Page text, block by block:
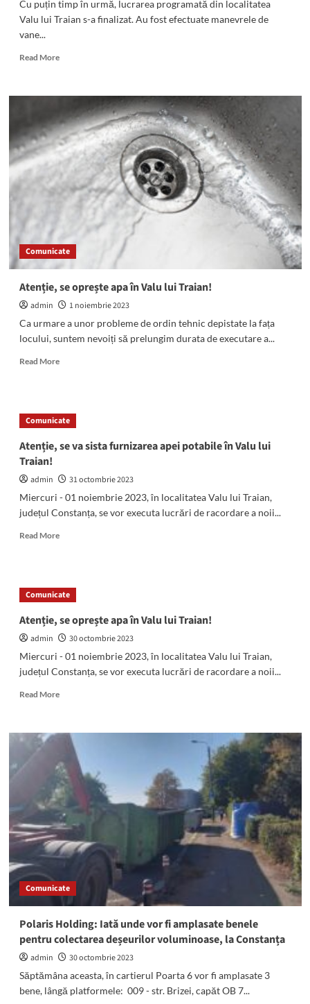
și
Cu puțin timp în urmă, lucrarea programată din localitatea
Valu lui Traian s-a finalizat. Au fost efectuate manevrele de
vane...
Read MoreRead
A
reluată
furnizarea
apei
potabile
la
Valu
lui
Comunicate
Atenție, se oprește apa în Valu lui Traian!
admin
1 noiembrie 2023
Ca urmare a unor probleme de ordin tehnic depistate la fața
locului, suntem nevoiți să prelungim durata de executare a...
Read MoreRead
se
oprește
în
lui
Comunicate
Atenție, se va sista furnizarea apei potabile în Valu lui
Traian!
admin
31 octombrie 2023
Miercuri - 01 noiembrie 2023, în localitatea Valu lui Traian,
județul Constanța, se vor executa lucrări de racordare a noii...
Read MoreRead
se
va
furnizarea
apei
potabile
Valu
lui
Comunicate
Atenție, se oprește apa în Valu lui Traian!
admin
30 octombrie 2023
Miercuri - 01 noiembrie 2023, în localitatea Valu lui Traian,
județul Constanța, se vor executa lucrări de racordare a noii...
Read MoreRead
Atenție,
oprește
apa
în
Valu
lui
Traian!
Comunicate
Polaris Holding: Iată unde vor fi amplasate benele
pentru colectarea deșeurilor voluminoase, la Constanța
admin
30 octombrie 2023
Săptămâna aceasta, în cartierul Poarta 6 vor fi amplasate 3
bene, lângă platformele: 009 - str. Brizei, capăt OB 7...